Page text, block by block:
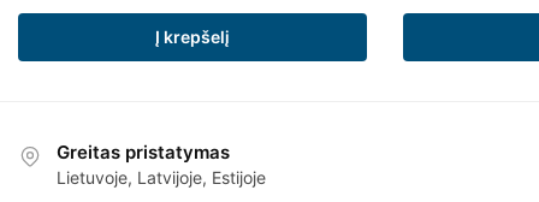
Į krepšelį
Greitas pristatymas
Lietuvoje, Latvijoje, Estijoje